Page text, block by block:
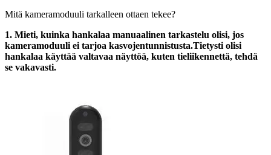
Mitä kameramoduuli tarkalleen ottaen tekee?
1. Mieti, kuinka hankalaa manuaalinen tarkastelu olisi, jos
kameramoduuli ei tarjoa kasvojentunnistusta.Tietysti olisi
hankalaa käyttää valtavaa näyttöä, kuten tieliikennettä, tehdä
se vakavasti.